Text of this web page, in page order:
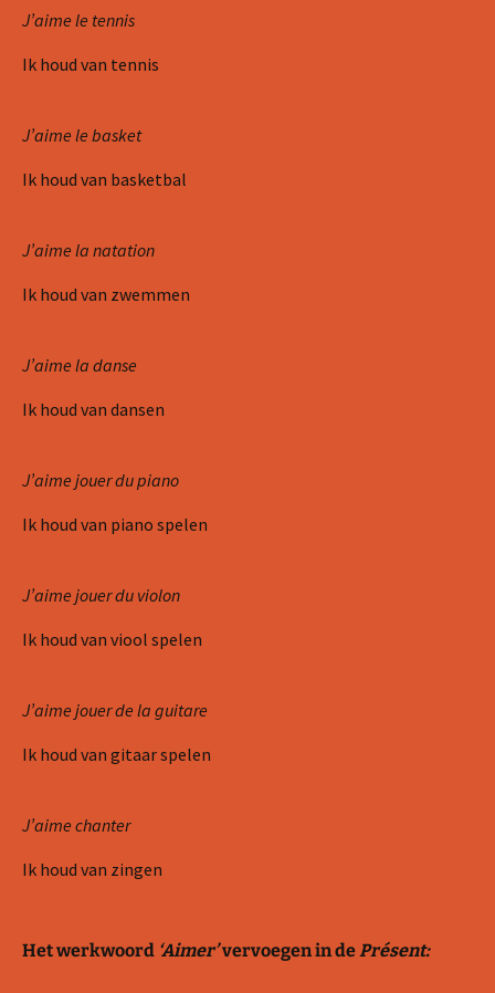
J’aime le tennis
Ik houd van tennis
J’aime le basket
Ik houd van basketbal
J’aime la natation
Ik houd van zwemmen
J’aime la danse
Ik houd van dansen
J’aime jouer du piano
Ik houd van piano spelen
J’aime jouer du violon
Ik houd van viool spelen
J’aime jouer de la guitare
Ik houd van gitaar spelen
J’aime chanter
Ik houd van zingen
Het werkwoord ‘Aimer’vervoegen in de Présent: